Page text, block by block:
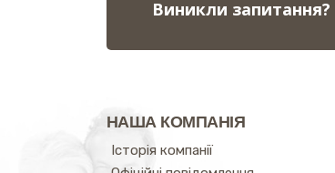
Виникли запитання?
НАША КОМПАНІЯ
Історія компанії